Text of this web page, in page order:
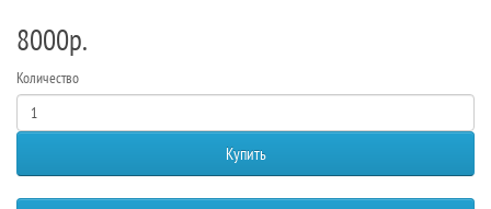
8000р.
Количество
Купить